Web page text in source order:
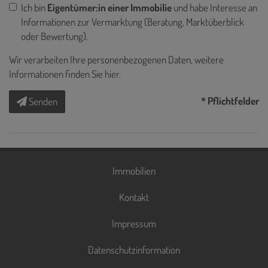
Ich binEigentümer:in einer Immobilieund habe Interesse an
Informationen zur Vermarktung (Beratung, Marktüberblick
oder Bewertung).
Wir verarbeiten Ihre personenbezogenen Daten, weitere
Informationen finden Sie hier.
Senden * Pflichtfelder
Immobilien
Kontakt
Impressum
Datenschutzinformation